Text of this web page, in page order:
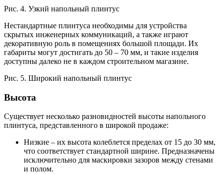
Рис. 4. Узкий напольный плинтус
Нестандартные плинтуса необходимы для устройства
скрытых инженерных коммуникаций, а также играют
декоративную роль в помещениях большой площади. Их
габариты могут достигать до 50 – 70 мм, и такие изделия
доступны далеко не в каждом строительном магазине.
Рис. 5. Широкий напольный плинтус
Высота
Существует несколько разновидностей высоты напольного
плинтуса, представленного в широкой продаже:
Низкие – их высота колеблется пределах от 15 до 30 мм,
что соответствует стандартной ширине. Предназначены
исключительно для маскировки зазоров между стенами
и полом.